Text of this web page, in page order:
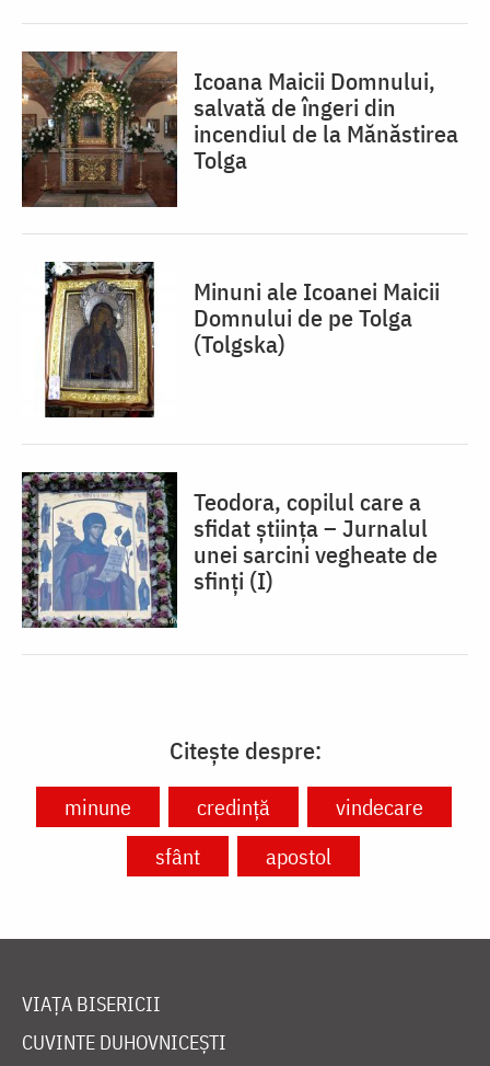
Icoana Maicii Domnului,
salvată de îngeri din
incendiul de la Mănăstirea
Tolga
Minuni ale Icoanei Maicii
Domnului de pe Tolga
(Tolgska)
Teodora, copilul care a
sfidat știința – Jurnalul
unei sarcini vegheate de
sfinți (I)
Citește despre:
minune credință
vindecare
sfânt
apostol
VIAȚA BISERICII
CUVINTE DUHOVNICEȘTI